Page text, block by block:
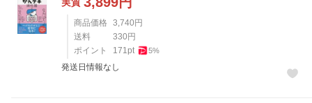
商品価格 3,740 円
送料
330 円
ポイント
171pt 5%
発送日情報なし